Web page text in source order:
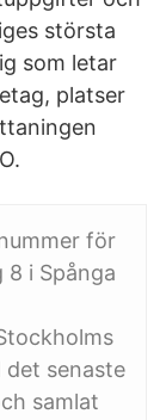
största
som letar
platser
för
8 i Spånga
det senaste
samlat